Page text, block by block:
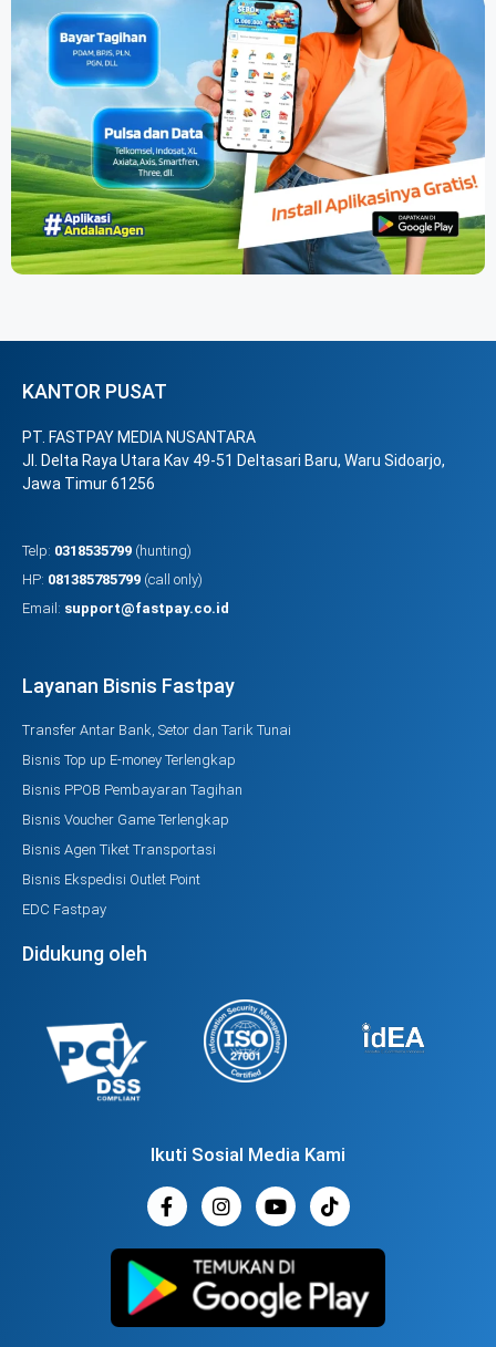
KANTOR PUSAT
PT. FASTPAY MEDIA NUSANTARA
Jl. Delta Raya Utara Kav 49-51 Deltasari Baru, Waru Sidoarjo,
Jawa Timur 61256
Telp: 0318535799 (hunting)
HP: 081385785799 (call only)
Email: support@fastpay.co.id
Layanan Bisnis Fastpay
Transfer Antar Bank, Setor dan Tarik Tunai
Bisnis Top up E-money Terlengkap
Bisnis PPOB Pembayaran Tagihan
Bisnis Voucher Game Terlengkap
Bisnis Agen Tiket Transportasi
Bisnis Ekspedisi Outlet Point
EDC Fastpay
Didukung oleh
Ikuti Sosial Media Kami